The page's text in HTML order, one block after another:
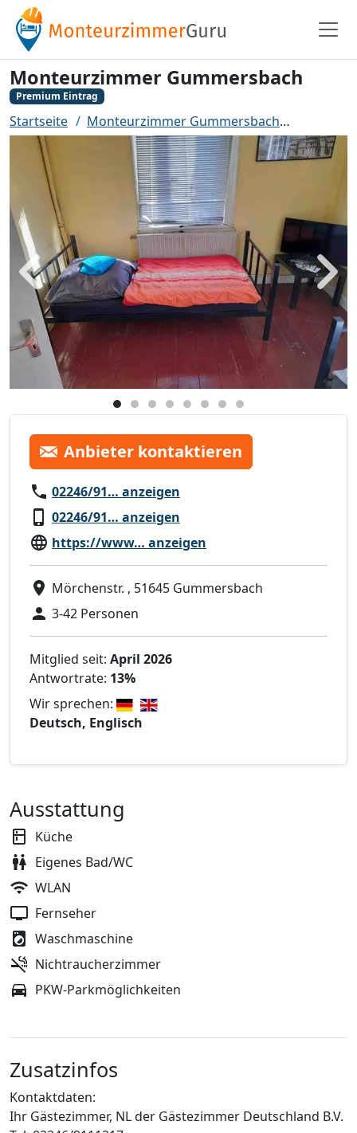
Monteurzimmer Gummersbach
Premium Eintrag
Startseite Monteurzimmer Gummersbach
Zurück
Anbieter kontaktieren
02246/91… anzeigen
02246/91… anzeigen
https://www… anzeigen
Mörchenstr. , 51645 Gummersbach
3-42 Personen
Mitglied seit: April 2026
Antwortrate: 13%
Wir sprechen:
Deutsch, Englisch
Ausstattung
Küche
Eigenes Bad/WC
WLAN
Fernseher
Waschmaschine
Nichtraucherzimmer
PKW-Parkmöglichkeiten
Zusatzinfos
Kontaktdaten:
Ihr Gästezimmer, NL der Gästezimmer Deutschland B.V.